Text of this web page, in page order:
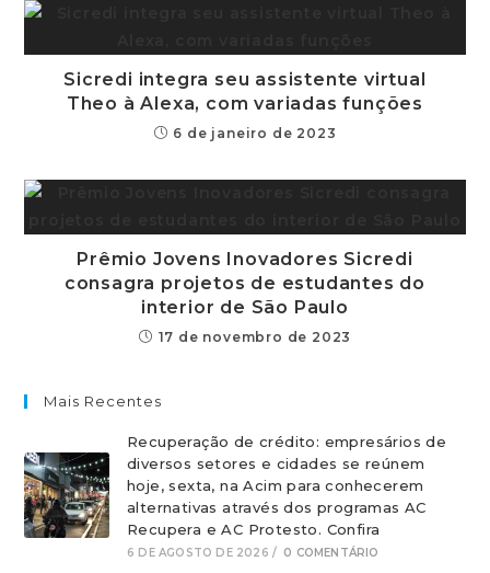
Sicredi integra seu assistente virtual
Theo à Alexa, com variadas funções
6 de janeiro de 2023
Prêmio Jovens Inovadores Sicredi
consagra projetos de estudantes do
interior de São Paulo
17 de novembro de 2023
Mais Recentes
Recuperação de crédito: empresários de
diversos setores e cidades se reúnem
hoje, sexta, na Acim para conhecerem
alternativas através dos programas AC
Recupera e AC Protesto. Confira
6 DE AGOSTO DE 2026 / 0 COMENTÁRIO